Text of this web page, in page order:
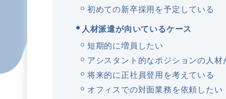
初めての新卒採用を予定している
人材派遣が向いているケース
短期的に増員したい
アシスタント的なポジションの人材
将来的に正社員登用を考えている
オフィスでの対面業務を依頼したい